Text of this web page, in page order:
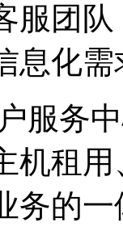
服团
息化
服务
机租
务的